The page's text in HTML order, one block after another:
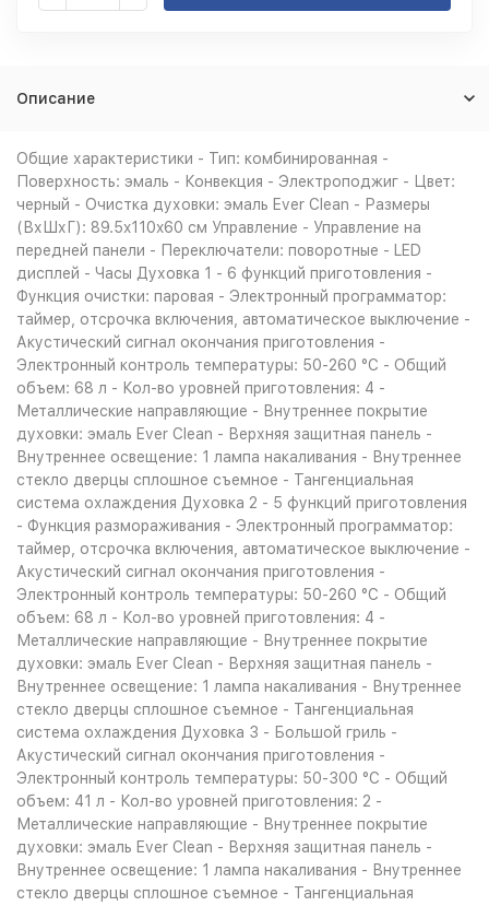
Описание
Общие характеристики - Тип: комбинированная -
Поверхность: эмаль - Конвекция - Электроподжиг - Цвет:
черный - Очистка духовки: эмаль Ever Clean - Размеры
(ВхШхГ): 89.5x110x60 см Управление - Управление на
передней панели - Переключатели: поворотные - LED
дисплей - Часы Духовка 1 - 6 функций приготовления -
Функция очистки: паровая - Электронный программатор:
таймер, отсрочка включения, автоматическое выключение -
Акустический сигнал окончания приготовления -
Электронный контроль температуры: 50-260 °С - Общий
объем: 68 л - Кол-во уровней приготовления: 4 -
Металлические направляющие - Внутреннее покрытие
духовки: эмаль Ever Clean - Верхняя защитная панель -
Внутреннее освещение: 1 лампа накаливания - Внутреннее
стекло дверцы сплошное съемное - Тангенциальная
система охлаждения Духовка 2 - 5 функций приготовления
- Функция размораживания - Электронный программатор:
таймер, отсрочка включения, автоматическое выключение -
Акустический сигнал окончания приготовления -
Электронный контроль температуры: 50-260 °С - Общий
объем: 68 л - Кол-во уровней приготовления: 4 -
Металлические направляющие - Внутреннее покрытие
духовки: эмаль Ever Clean - Верхняя защитная панель -
Внутреннее освещение: 1 лампа накаливания - Внутреннее
стекло дверцы сплошное съемное - Тангенциальная
система охлаждения Духовка 3 - Большой гриль -
Акустический сигнал окончания приготовления -
Электронный контроль температуры: 50-300 °С - Общий
объем: 41 л - Кол-во уровней приготовления: 2 -
Металлические направляющие - Внутреннее покрытие
духовки: эмаль Ever Clean - Верхняя защитная панель -
Внутреннее освещение: 1 лампа накаливания - Внутреннее
стекло дверцы сплошное съемное - Тангенциальная